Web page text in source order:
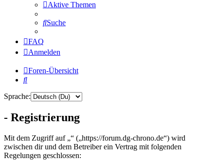
Aktive Themen
Suche
FAQ
Anmelden
Foren-Übersicht
Suche
Sprache:
- Registrierung
Mit dem Zugriff auf „“ („https://forum.dg-chrono.de“) wird
zwischen dir und dem Betreiber ein Vertrag mit folgenden
Regelungen geschlossen: